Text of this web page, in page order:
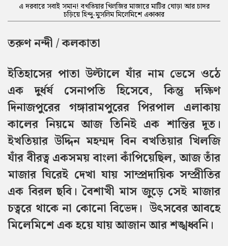
এ দরবারে সবাই সমান! বখতিয়ার খিলজির মাজারে মাটির ঘোড়া আর চাদর
চড়িয়ে হিন্দু-মুসলিম মিলেমিশে একাকার
তরুণ নন্দী / কলকাতা
ইতিহাসের পাতা উল্টালে যাঁর নাম ভেসে ওঠে
এক দুর্ধর্ষ সেনাপতি হিসেবে, কিন্তু দক্ষিণ
দিনাজপুরের গঙ্গারামপুরের পিরপাল এলাকায়
কালের নিয়মে আজ তিনিই এক শান্তির দূত।
ইখতিয়ার উদ্দিন মহম্মদ বিন বখতিয়ার খিলজি
যাঁর বীরত্ব একসময় বাংলা কাঁপিয়েছিল, আজ তাঁর
মাজার ঘিরেই দেখা যায় সাম্প্রদায়িক সম্প্রীতির
এক বিরল ছবি। বৈশাখী মাস জুড়ে সেই মাজার
চত্বরে থাকে না কোনো বিভেদ। উৎসবের আবহে
মিলেমিশে এক হয়ে যায় আজান আর শঙ্খধ্বনি।